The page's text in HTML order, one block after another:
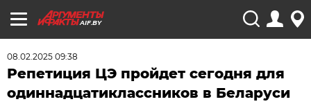
AIF.BY
08.02.2025 09:38
Репетиция ЦЭ пройдет сегодня для
одиннадцатиклассников в Беларуси